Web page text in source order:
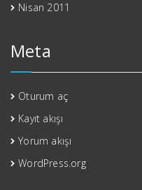
Nisan 2011
Meta
Oturum aç
Kayıt akışı
Yorum akışı
WordPress.org